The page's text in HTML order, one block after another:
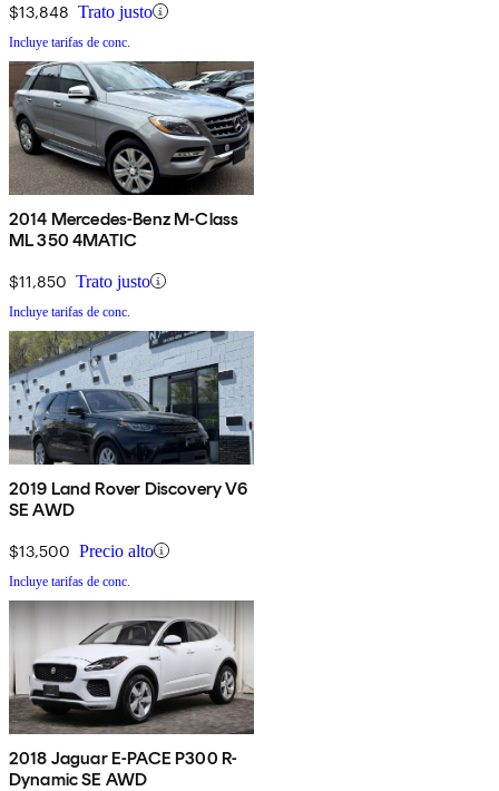
$13,848 Trato justo
Incluye tarifas de conc.
2014 Mercedes-Benz M-Class
ML 350 4MATIC
$11,850 Trato justo
Incluye tarifas de conc.
2019 Land Rover Discovery V6
SE AWD
$13,500 Precio alto
Incluye tarifas de conc.
2018 Jaguar E-PACE P300 R-
Dynamic SE AWD